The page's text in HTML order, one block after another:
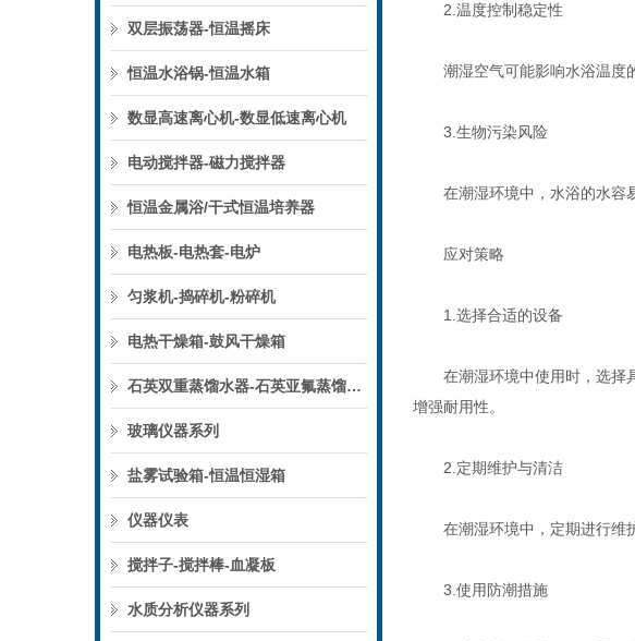
双层振荡器-恒温摇床
恒温水浴锅-恒温水箱
数显高速离心机-数显低速离心机
电动搅拌器-磁力搅拌器
恒温金属浴/干式恒温培养器
电热板-电热套-电炉
匀浆机-捣碎机-粉碎机
电热干燥箱-鼓风干燥箱
石英双重蒸馏水器-石英亚氟蒸馏水器
玻璃仪器系列
盐雾试验箱-恒温恒湿箱
仪器仪表
搅拌子-搅拌棒-血凝板
水质分析仪器系列
2.温度控制稳定性
潮湿空气可能影响水浴温度的
3.生物污染风险
在潮湿环境中，水浴的水容易
应对策略
1.选择合适的设备
在潮湿环境中使用时，选择具
增强耐用性。
2.定期维护与清洁
在潮湿环境中，定期进行维护
3.使用防潮措施